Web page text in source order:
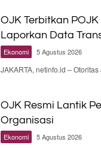
OJK Terbitkan
Laporkan Data
Ekonomi 5 Agustus 2026
JAKARTA, netinfo.id –
OJK Resmi Lantik
Organisasi
Ekonomi 5 Agustus 2026